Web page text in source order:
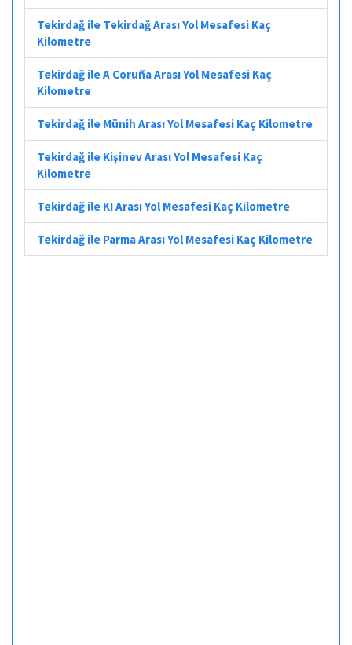
Tekirdağ ile Tekirdağ Arası Yol Mesafesi Kaç
Kilometre
Tekirdağ ile A Coruña Arası Yol Mesafesi Kaç
Kilometre
Tekirdağ ile Münih Arası Yol Mesafesi Kaç Kilometre
Tekirdağ ile Kişinev Arası Yol Mesafesi Kaç
Kilometre
Tekirdağ ile KI Arası Yol Mesafesi Kaç Kilometre
Tekirdağ ile Parma Arası Yol Mesafesi Kaç Kilometre